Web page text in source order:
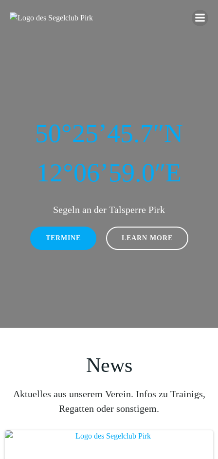
50°25’45.7″N
12°06’59.0″E
Segeln an der Talsperre Pirk
TERMINE LEARN MORE
News
Aktuelles aus unserem Verein. Infos zu Trainigs,
Regatten oder sonstigem.